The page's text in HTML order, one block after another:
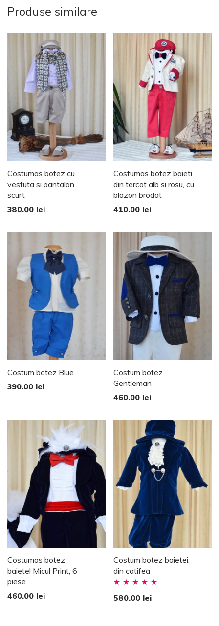
Produse similare
Costumas botez cu
vestuta si pantalon
scurt
380.00 lei
Costumas botez baieti,
din tercot alb si rosu, cu
blazon brodat
410.00 lei
Costum botez Blue
390.00 lei
Costum botez
Gentleman
460.00 lei
Costumas botez
baietel Micul Print, 6
piese
460.00 lei
Costum botez baietei,
din catifea
Evaluat la
580.00 lei